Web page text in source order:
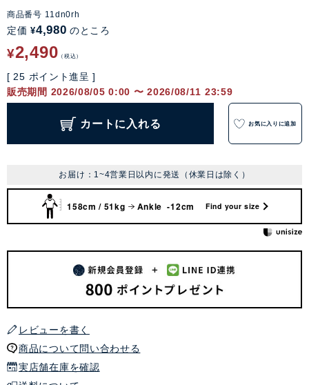
商品番号 11dn0rh
定価 ¥4,980 のところ
¥2,490 税込
[ 25 ポイント進呈 ]
販売期間 2026/08/05 0:00 〜 2026/08/11 23:59
カートに入れる お気に入りに追加
お届け：1~4営業日以内に発送（休業日は除く）
158cm / 51kg Ankle -12cm Find your size
レビューを書く
商品について問い合わせる
実店舗在庫を確認